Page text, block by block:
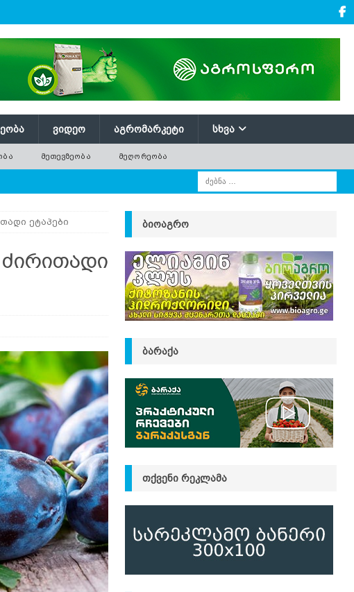
ᲕᲘᲓᲔᲝ ᲐᲒᲠᲝᲛᲐᲠᲙᲔᲢᲘ ᲡᲮᲕᲐ
ᲛᲔᲗᲔᲕᲖᲔᲝᲑᲐ ᲛᲔᲦᲝᲠᲔᲝᲑᲐ
ეტაპები ᲑᲘᲝᲐᲒᲠᲝ
ᲑᲐᲠᲐᲥᲐ
ᲗᲥᲕᲔᲜᲘ ᲠᲔᲙᲚᲐᲛᲐ